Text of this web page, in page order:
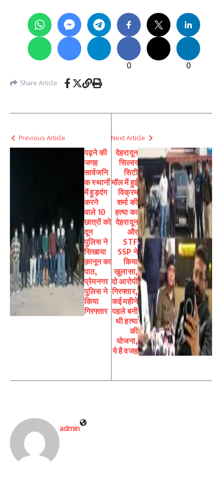
0 0
Share Article
Previous Article
पढ़ने की
जगह
सार्वजनि
क स्थानों
में हुड़दंग
करने
वाले 10
छात्रों को
दून
पुलिस ने
सिखाया
क़ानून का
पाठ,
प्रेमनगर
पुलिस ने
किया
गिरफ्तार
Next Article
देहरादून
सिल्वर
सिटी
मॉल में हुई
विक्रम
शर्मा की
हत्या का
देहरादून
और
STF
SSP ने
किया
खुलासा,
दो आरोपी
गिरफ्तार,
कई महीने
पहले बनी
थी हत्या
की
योजना,
ये है वजह
admin